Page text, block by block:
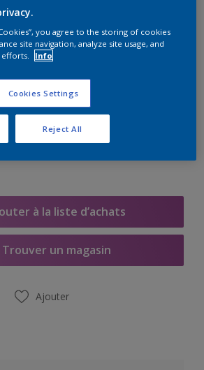
15 L
à la liste d’achats
Trouver un magasin
Ajouter
you agree to the storing of cookies
site navigation, analyze site usage, and
efforts.
Info
Cookies Settings
Reject All